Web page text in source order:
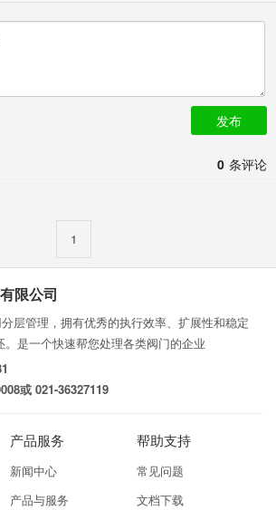
发布
0 条评论
1
限公司
层管理，拥有优秀的执行效率、扩展性和稳定
是一个快速帮您处理各类阀门的企业
或 021-36327119
产品服务
新闻中心
产品与服务
帮助支持
常见问题
文档下载